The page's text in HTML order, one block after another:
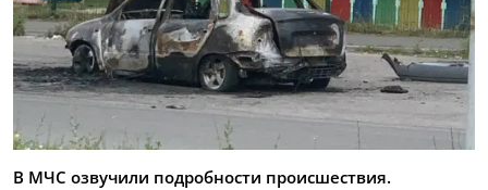
В МЧС озвучили подробности происшествия.